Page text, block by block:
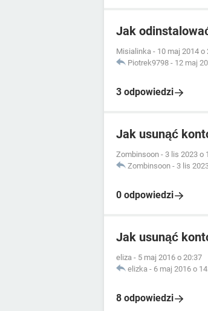
Jak
Misialinka - 10 maj 2014 o
Piotrek9798 - 12 maj
3 odpowiedzi
Jak usunąć
Zombinsoon - 3 lis 2023 o
Zombinsoon - 3 lis
0 odpowiedzi
Jak usunąć
eliza - 5 maj 2016 o 20:37
elizka - 6 maj 2016 o
8 odpowiedzi